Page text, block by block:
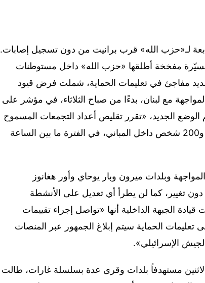
لـ«حزب الله» قرب برانيت من دون تسجيل إصابات.
مفخخة أطلقها «حزب الله» داخل مستوطنات
مفاجئ في تعليمات الحماية، شملت فرض قيود
مع لبنان، بدءًا من صباح الثلاثاء، في مؤشر على
الوضع الجديد، «تقرر تقليص أعداد التجمعات المسموح
بها لتصبح 50 شخصاً فقط في الأماكن المفتوحة و200 شخص داخل المباني، في الفترة ما بين الساعة
وبلدات ميرون وبار يوحاي وأور هغانوز
تغيير، كما لن يطرأ أي تعديل على الأنشطة
قيادة الجبهة الداخلية أنها «تواصل إجراء تقييمات
الحماية سيتم إبلاغ الجمهور عبر المنصات
الإسرائيلي».
مستهدفاً بلدات وقرى عدة بسلسلة غارات، طالت